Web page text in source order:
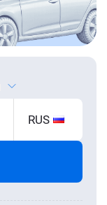
RUS